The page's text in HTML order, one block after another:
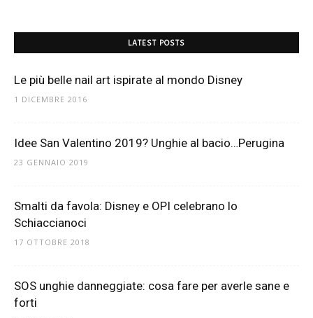
LATEST POSTS
Le più belle nail art ispirate al mondo Disney
1 DICEMBRE 2016
Idee San Valentino 2019? Unghie al bacio…Perugina
23 GENNAIO 2019
Smalti da favola: Disney e OPI celebrano lo
Schiaccianoci
17 OTTOBRE 2018
SOS unghie danneggiate: cosa fare per averle sane e
forti